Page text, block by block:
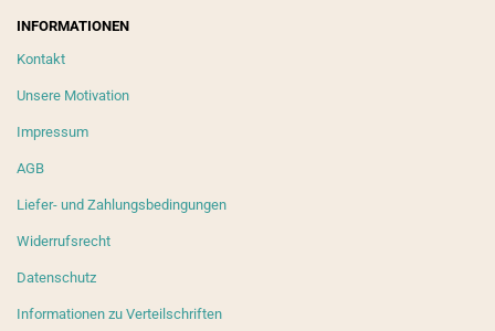
INFORMATIONEN
Kontakt
Unsere Motivation
Impressum
AGB
Liefer- und Zahlungsbedingungen
Widerrufsrecht
Datenschutz
Informationen zu Verteilschriften